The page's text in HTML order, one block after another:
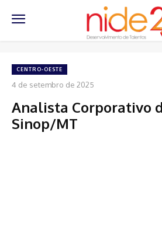
CENTRO-OESTE
4 de setembro de 2025
Analista Corporativo
Sinop/MT